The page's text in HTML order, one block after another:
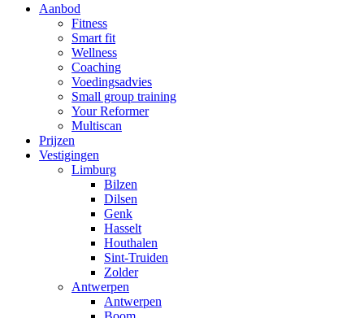
Aanbod
Fitness
Smart fit
Wellness
Coaching
Voedingsadvies
Small group training
Your Reformer
Multiscan
Prijzen
Vestigingen
Limburg
Bilzen
Dilsen
Genk
Hasselt
Houthalen
Sint-Truiden
Zolder
Antwerpen
Antwerpen